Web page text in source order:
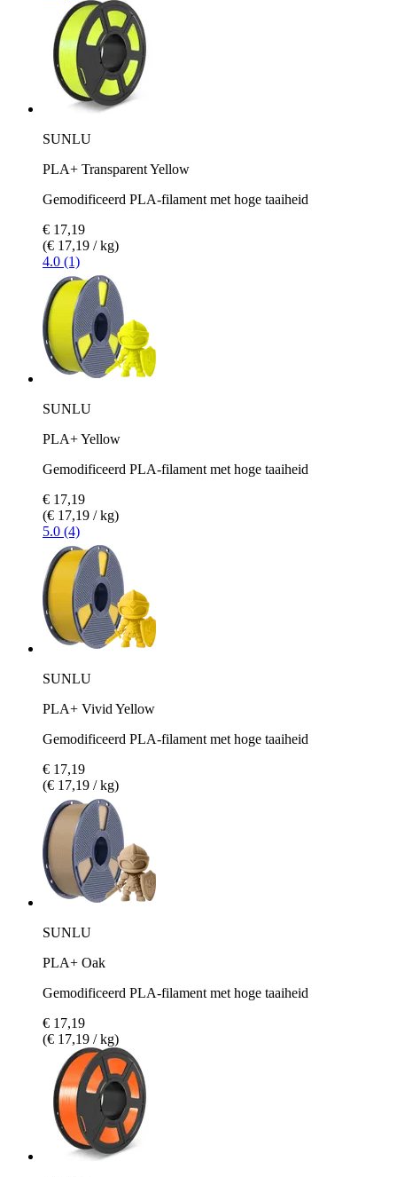
SUNLU
PLA+ Transparent Yellow
Gemodificeerd PLA-filament met hoge taaiheid
€ 17,19
(€ 17,19 / kg)
4.0 (1)
SUNLU
PLA+ Yellow
Gemodificeerd PLA-filament met hoge taaiheid
€ 17,19
(€ 17,19 / kg)
5.0 (4)
SUNLU
PLA+ Vivid Yellow
Gemodificeerd PLA-filament met hoge taaiheid
€ 17,19
(€ 17,19 / kg)
SUNLU
PLA+ Oak
Gemodificeerd PLA-filament met hoge taaiheid
€ 17,19
(€ 17,19 / kg)